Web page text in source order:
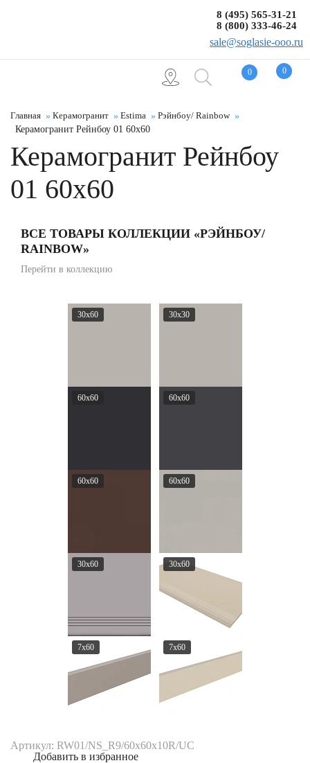
0 0
8 (495) 565-31-21
8 (800) 333-46-24
sale@soglasie-ooo.ru
Главная Керамогранит Estima
Рэйнбоу/ Rainbow
Керамогранит Рейнбоу 01 60x60
Керамогранит Рейнбоу
01 60x60
ВСЕ ТОВАРЫ КОЛЛЕКЦИИ «РЭЙНБОУ/
RAINBOW»
Перейти в коллекцию
30x60 30x30
60x60 60x60
60x60 60x60
30x60 30x60
7x60 7x60
Артикул: RW01/NS_R9/60x60x10R/UC
Добавить в избранное